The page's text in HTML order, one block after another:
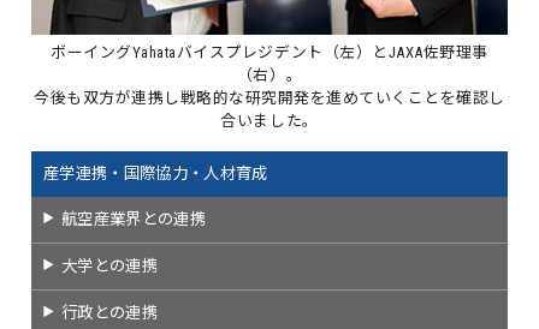
ボーイングYahataバイスプレジデント（左）とJAXA佐野理事
（右）。
今後も双方が連携し戦略的な研究開発を進めていくことを確認し
合いました。
産学連携・国際協力・人材育成
航空産業界との連携
大学との連携
行政との連携